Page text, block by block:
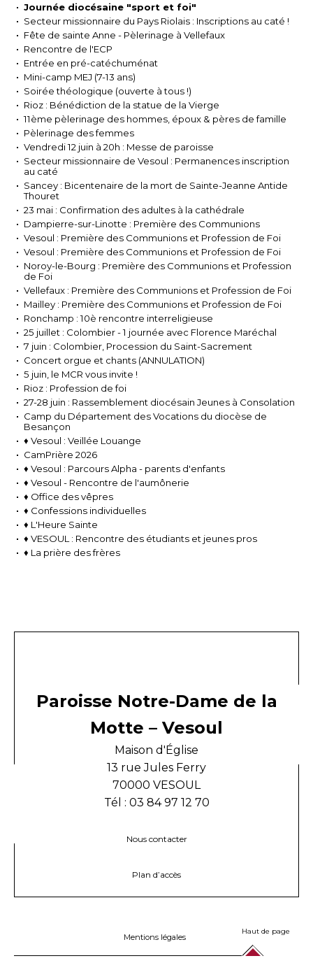
Journée diocésaine "sport et foi"
Secteur missionnaire du Pays Riolais : Inscriptions au caté !
Fête de sainte Anne - Pèlerinage à Vellefaux
Rencontre de l'ECP
Entrée en pré-catéchuménat
Mini-camp MEJ (7-13 ans)
Soirée théologique (ouverte à tous !)
Rioz : Bénédiction de la statue de la Vierge
11ème pèlerinage des hommes, époux & pères de famille
Pèlerinage des femmes
Vendredi 12 juin à 20h : Messe de paroisse
Secteur missionnaire de Vesoul : Permanences inscription
au caté
Sancey : Bicentenaire de la mort de Sainte-Jeanne Antide
Thouret
23 mai : Confirmation des adultes à la cathédrale
Dampierre-sur-Linotte : Première des Communions
Vesoul : Première des Communions et Profession de Foi
Vesoul : Première des Communions et Profession de Foi
Noroy-le-Bourg : Première des Communions et Profession
de Foi
Vellefaux : Première des Communions et Profession de Foi
Mailley : Première des Communions et Profession de Foi
Ronchamp : 10è rencontre interreligieuse
25 juillet : Colombier - 1 journée avec Florence Maréchal
7 juin : Colombier, Procession du Saint-Sacrement
Concert orgue et chants (ANNULATION)
5 juin, le MCR vous invite !
Rioz : Profession de foi
27-28 juin : Rassemblement diocésain Jeunes à Consolation
Camp du Département des Vocations du diocèse de
Besançon
♦ Vesoul : Veillée Louange
CamPrière 2026
♦ Vesoul : Parcours Alpha - parents d'enfants
♦ Vesoul - Rencontre de l'aumônerie
♦ Office des vêpres
♦ Confessions individuelles
♦ L'Heure Sainte
♦ VESOUL : Rencontre des étudiants et jeunes pros
♦ La prière des frères
Paroisse Notre-Dame de la
Motte – Vesoul
Maison d'Église
13 rue Jules Ferry
70000 VESOUL
Tél : 03 84 97 12 70
Nous contacter
Plan d’accès
Mentions légales
Haut de page